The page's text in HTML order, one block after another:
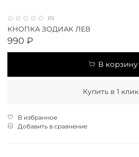
(0)
КНОПКА ЗОДИАК ЛЕВ
990 ₽
В корзину
Купить в 1 клик
В избранное
Добавить в сравнение